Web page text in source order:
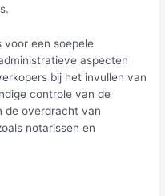
voor een soepele
aspecten
bij het invullen van
controle van de
de overdracht van
notarissen en